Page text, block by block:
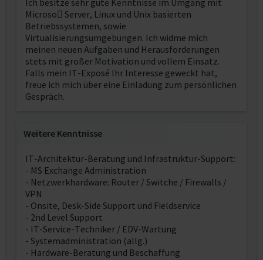
Ich besitze sehr gute Kenntnisse im Umgang mit
Microso Server, Linux und Unix basierten
Betriebssystemen, sowie
Virtualisierungsumgebungen. Ich widme mich
meinen neuen Aufgaben und Herausforderungen
stets mit großer Motivation und vollem Einsatz.
Falls mein IT-Exposé Ihr Interesse geweckt hat,
freue ich mich über eine Einladung zum persönlichen
Gespräch.
Weitere Kenntnisse
IT-Architektur-Beratung und Infrastruktur-Support:
- MS Exchange Administration
- Netzwerkhardware: Router / Switche / Firewalls /
VPN
- Onsite, Desk-Side Support und Fieldservice
- 2nd Level Support
- IT-Service-Techniker / EDV-Wartung
- Systemadministration (allg.)
- Hardware-Beratung und Beschaffung